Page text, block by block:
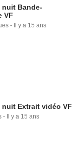
nuit Bande-
VF
- Il y a 15 ans
nuit Extrait vidéo VF
- Il y a 15 ans